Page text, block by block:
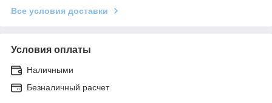
Все условия доставки
Условия оплаты
Наличными
Безналичный расчет